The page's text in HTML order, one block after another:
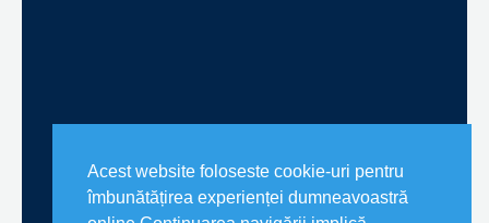
Acest website foloseste cookie-uri pentru
îmbunătățirea experienței dumneavoastră